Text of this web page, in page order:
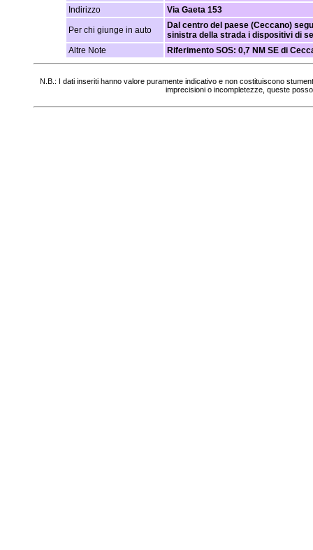
Indirizzo
Via Gaeta 153
Per chi giunge in auto
Dal centro del paese (Ceccano)
sinistra della strada i dispositivi di
Altre Note
Riferimento SOS: 0,7 NM SE di
N.B.: I dati inseriti hanno valore puramente indicativo e non costituiscono
imprecisioni o incompletezze, queste